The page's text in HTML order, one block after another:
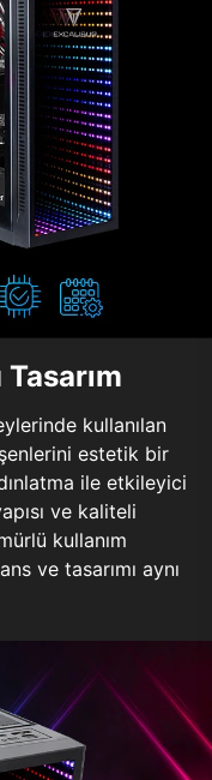
kullanılan
estetik bir
ile etkileyici
ve kaliteli
kullanım
ve tasarımı aynı